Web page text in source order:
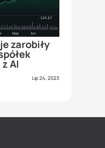
zarobiły
AI
Lip 24, 2023